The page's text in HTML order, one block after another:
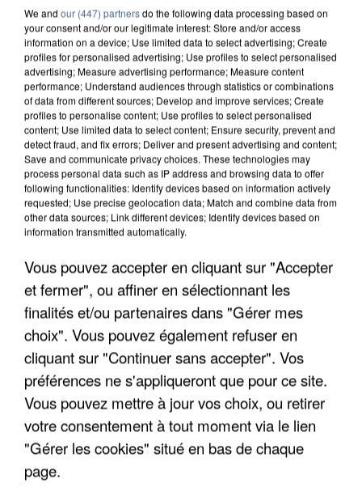
7 août 2026
Un second cadre de la DZ Mafia interpellé en
Algérie
Un cofondateur du réseau avait été interpellé
quelques jours plus tôt.
6 août 2026
Gabriel Attal et Raphaël Glucksmann visés par des
We and our (447) partnersdo the following data processing based on
your consent and/or our legitimate interest: Store and/or access
information on a device; Use limited data to select advertising; Create
profiles for personalised advertising; Use profiles to select personalised
advertising; Measure advertising performance; Measure content
performance; Understand audiences through statistics or combinations
of data from different sources; Develop and improve services; Create
profiles to personalise content; Use profiles to select personalised
content; Use limited data to select content; Ensure security, prevent and
detect fraud, and fix errors; Deliver and present advertising and content;
Save and communicate privacy choices. These technologies may
process personal data such as IP address and browsing data to offer
following functionalities: Identify devices based on information actively
requested; Use precise geolocation data; Match and combine data from
other data sources; Link different devices; Identify devices based on
information transmitted automatically.
Vous pouvez accepter en cliquant sur "Accepter
et fermer", ou affiner en sélectionnant les
finalités et/ou partenaires dans "Gérer mes
choix". Vous pouvez également refuser en
cliquant sur "Continuer sans accepter". Vos
préférences ne s'appliqueront que pour ce site.
Vous pouvez mettre à jour vos choix, ou retirer
votre consentement à tout moment via le lien
"Gérer les cookies" situé en bas de chaque
page.